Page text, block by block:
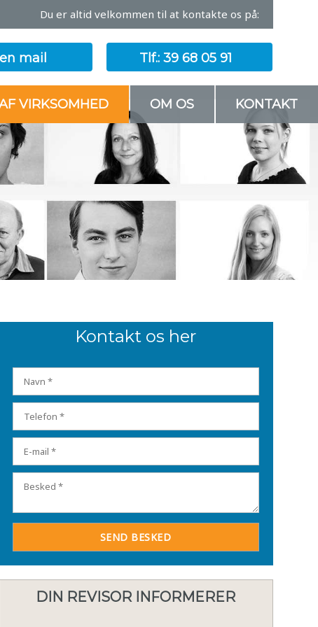
Du er altid velkommen til at kontakte os på:​
mail Tlf.: 39 68 05 91​
VIRKSOMHED OM OS KONTAKT
Kontakt os her​
DIN REVISOR INFORMERER